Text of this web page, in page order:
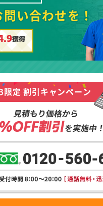
い合わせを！
獲得
限定 割引キャンペーン
見積もり価格から
割引を実施中！